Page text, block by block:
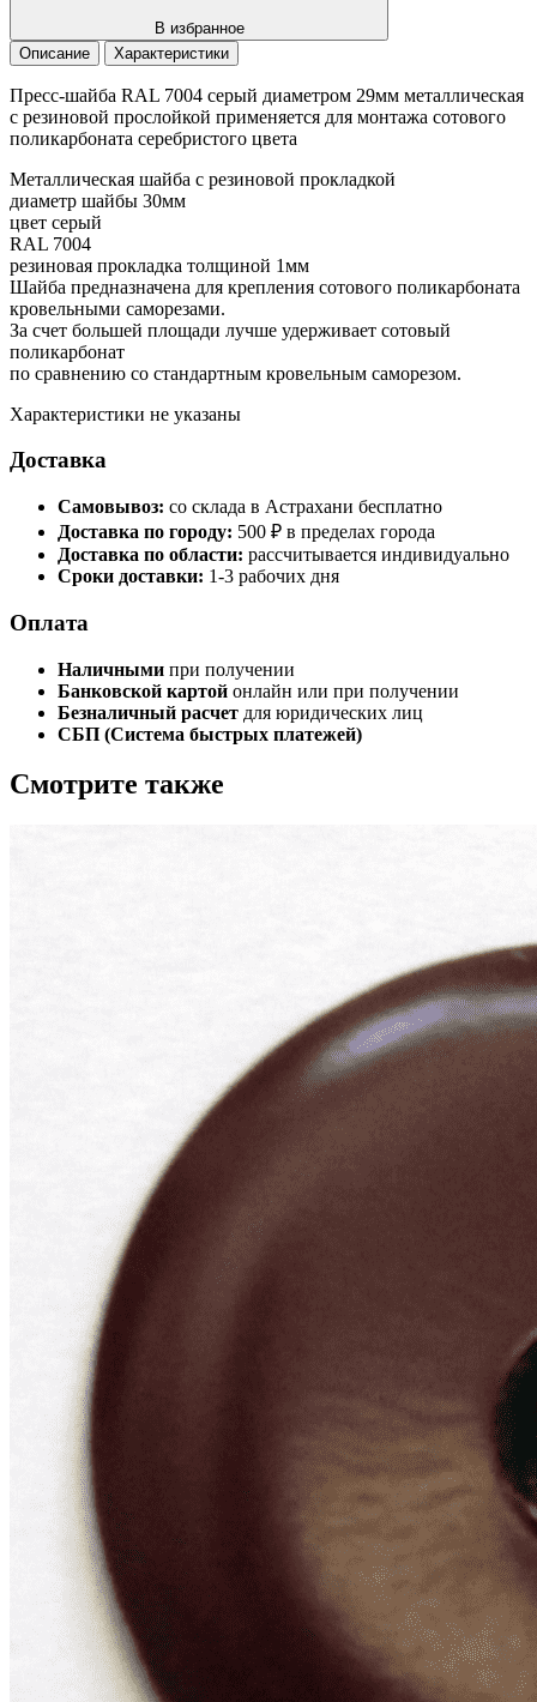
В избранное
Описание
Характеристики
Пресс-шайба RAL 7004 серый диаметром 29мм металлическая
с резиновой прослойкой применяется для монтажа сотового
поликарбоната серебристого цвета
Металлическая шайба с резиновой прокладкой
диаметр шайбы 30мм
цвет серый
RAL 7004
резиновая прокладка толщиной 1мм
Шайба предназначена для крепления сотового поликарбоната
кровельными саморезами.
За счет большей площади лучше удерживает сотовый
поликарбонат
по сравнению со стандартным кровельным саморезом.
Характеристики не указаны
Доставка
Самовывоз: со склада в Астрахани бесплатно
Доставка по городу: 500 ₽ в пределах города
Доставка по области: рассчитывается индивидуально
Сроки доставки: 1-3 рабочих дня
Оплата
Наличными при получении
Банковской картой онлайн или при получении
Безналичный расчет для юридических лиц
СБП (Система быстрых платежей)
Смотрите также